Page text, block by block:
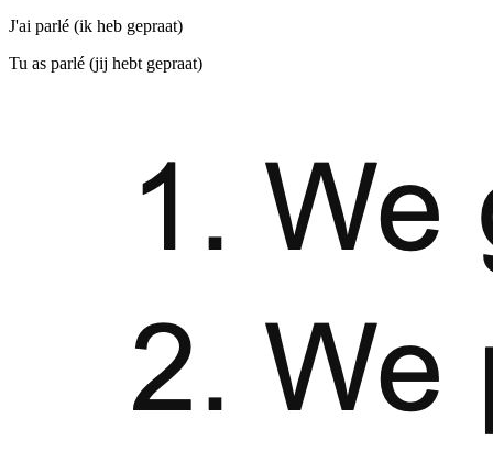
J'ai parlé (ik heb gepraat)
Tu as parlé (jij hebt gepraat)